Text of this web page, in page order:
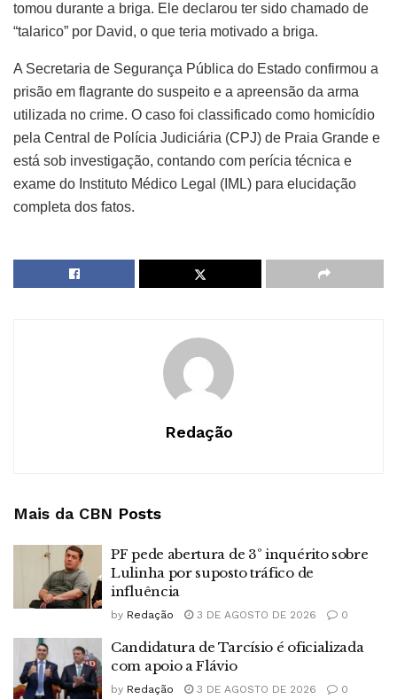
tomou durante a briga. Ele declarou ter sido chamado de
“talarico” por David, o que teria motivado a briga.
A Secretaria de Segurança Pública do Estado confirmou a
prisão em flagrante do suspeito e a apreensão da arma
utilizada no crime. O caso foi classificado como homicídio
pela Central de Polícia Judiciária (CPJ) de Praia Grande e
está sob investigação, contando com perícia técnica e
exame do Instituto Médico Legal (IML) para elucidação
completa dos fatos.
Redação
Mais da CBN Posts
PF pede abertura de 3º inquérito sobre
Lulinha por suposto tráfico de
influência
by Redação 3 DE AGOSTO DE 2026 0
Candidatura de Tarcísio é oficializada
com apoio a Flávio
by Redação 3 DE AGOSTO DE 2026 0